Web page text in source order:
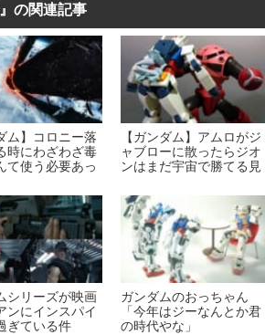
』の関連記事
ム】コロニー落
時にわざわざ毒
て使う必要あっ
【ガンダム】アムロがジ
ャブローに散ったらジオ
ンはまだ宇宙で勝てる見
シリーズが映画
ンにインスパイ
ぎている件
ガンダムのおっちゃん
「今年はジーなんとか君
の時代やな」